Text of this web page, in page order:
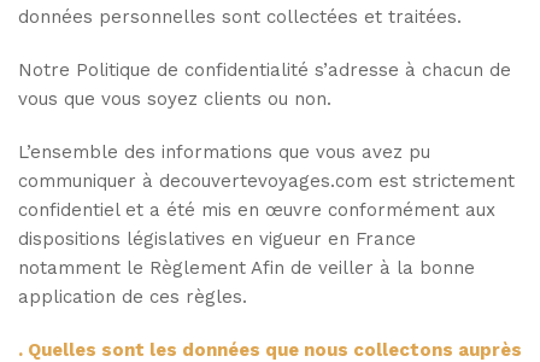
données personnelles sont collectées et traitées.
Notre Politique de confidentialité s’adresse à chacun de
vous que vous soyez clients ou non.
L’ensemble des informations que vous avez pu
communiquer à decouvertevoyages.com est strictement
confidentiel et a été mis en œuvre conformément aux
dispositions législatives en vigueur en France
notamment le Règlement Afin de veiller à la bonne
application de ces règles.
. Quelles sont les données que nous collectons auprès